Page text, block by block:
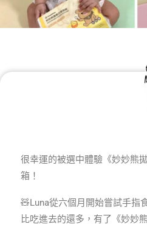
很幸運的被選中體驗《妙妙熊
箱！
🧸Luna從六個月開始嘗試手指
比吃進去的還多，有了《妙妙